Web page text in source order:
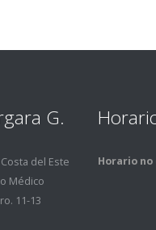
G.
del Este
Médico
11-13
Horario